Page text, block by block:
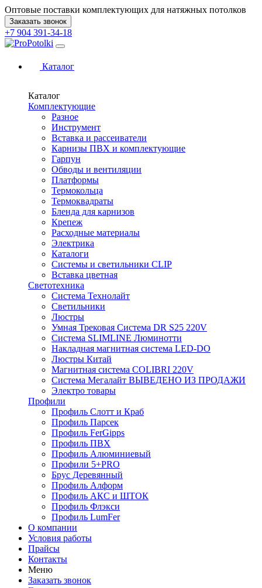
Оптовые поставки комплектующих для натяжных потолков
Заказать звонок
+7 904 391-34-18
Каталог
Каталог
Комплектующие
Разное
Инструмент
Вставка и рассеиватели
Карнизы ПВХ и комплектующие
Гарпун
Обводы и вентиляции
Платформы
Термокольца
Термоквадраты
Бленда для карнизов
Крепеж
Расходные материалы
Электрика
Каталоги
Системы и светильники CLIP
Вставка цветная
Светотехника
Система Технолайт
Светильники
Люстры
Умная Трековая Система DR S25 220V
Система SLIMLINE Люминотти
Накладная магнитная система LED-DO
Люстры Китай
Магнитная система COLIBRI 220V
Система Мегалайт ВЫВЕДЕНО ИЗ ПРОДАЖИ
Электро товары
Профили
Профиль Слотт и Краб
Профиль Парсек
Профиль FerGipps
Профиль ПВХ
Профиль Алюминиевый
Профили 5+PRO
Брус Деревянный
Профиль Алформ
Профиль АКС и ШТОК
Профиль Флэкси
Профиль LumFer
О компании
Условия работы
Прайсы
Контакты
Меню
Заказать звонок